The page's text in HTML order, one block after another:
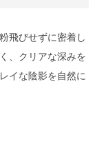
飛びせずに密着し
、クリアな深みを
イな陰影を自然に